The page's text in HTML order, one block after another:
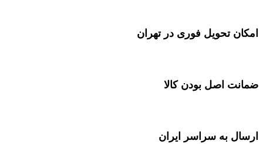
امکان تحویل فوری در تهران
ضمانت اصل بودن کالا
ارسال به سراسر ایران